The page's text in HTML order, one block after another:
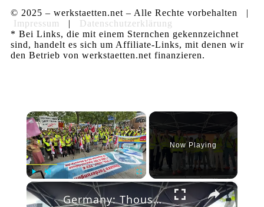
© 2025 – werkstaetten.net – Alle Rechte vorbehalten |
Impressum
| Datenschutzerklärung
* Bei Links, die mit einem Sternchen gekennzeichnet
sind, handelt es sich um Affiliate-Links, mit denen wir
den Betrieb von werkstaetten.net finanzieren.
×
Play Fullscreen
Now Playing
×
Germany: Thousands of German retail workers to strike amid pay dispute.